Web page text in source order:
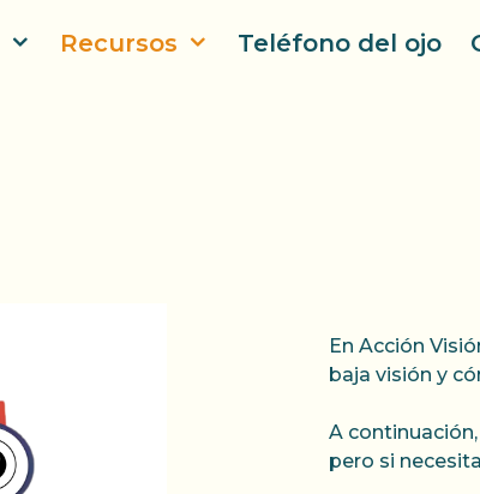
Recursos Teléfono del ojo
En Acción
baja visión y
A
pero si